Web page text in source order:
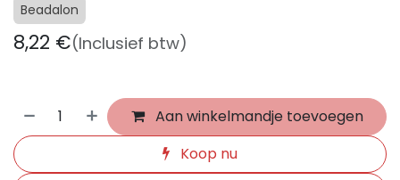
Beadalon
8,22 €(Inclusief btw)
Aan winkelmandje toevoegen
Koop nu